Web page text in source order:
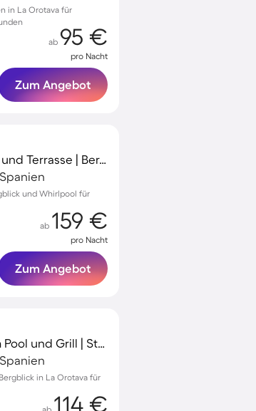
in La Orotava für
ab 95 €
pro Nacht
Zum Angebot
Ferienhaus mit Garten, Whirlpool und Terrasse | Bergblick
und Whirlpool für
ab 159 €
pro Nacht
Zum Angebot
Ferienhaus mit Terrasse, privatem Pool und Grill | Stadtblick
in La Orotava für
114 €